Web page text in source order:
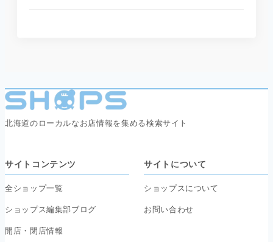
北海道のローカルなお店情報を集める検索サイト
サイトコンテンツ
全ショップ一覧
ショップス編集部ブログ
開店・閉店情報
サイトについて
ショップスについて
お問い合わせ